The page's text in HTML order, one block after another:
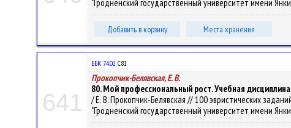
"Гродненский государственный университет имени
Добавить в корзину Места хранения
641
ББК 74.02 С81
Прокопчик-Белявская, Е. В.
80. Мой профессиональный рост. Учебная
/ Е. В. Прокопчик-Белявская // 100 эвристических
"Гродненский государственный университет имени